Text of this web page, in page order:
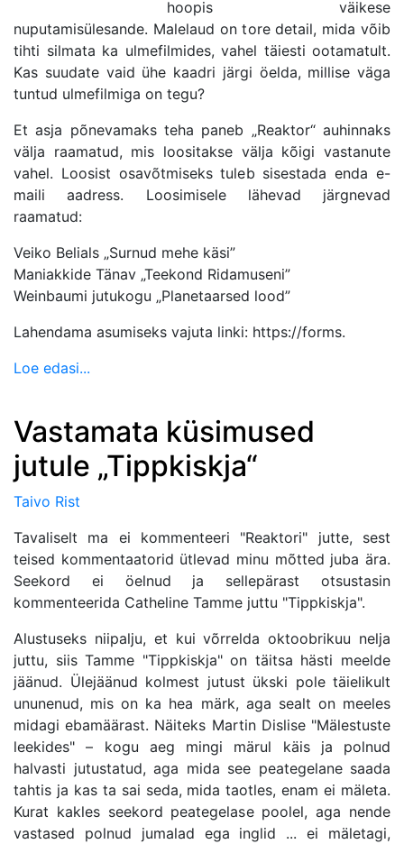
hoopis väikese
nuputamisülesande. Malelaud on tore detail, mida võib
tihti silmata ka ulmefilmides, vahel täiesti ootamatult.
Kas suudate vaid ühe kaadri järgi öelda, millise väga
tuntud ulmefilmiga on tegu?
Et asja põnevamaks teha paneb „Reaktor“ auhinnaks
välja raamatud, mis loositakse välja kõigi vastanute
vahel. Loosist osavõtmiseks tuleb sisestada enda e-
maili aadress. Loosimisele lähevad järgnevad
raamatud:
Veiko Belials „Surnud mehe käsi”
Maniakkide Tänav „Teekond Ridamuseni”
Weinbaumi jutukogu „Planetaarsed lood”
Lahendama asumiseks vajuta linki: https://forms.
Loe edasi...
Vastamata küsimused
jutule „Tippkiskja“
Taivo Rist
Tavaliselt ma ei kommenteeri "Reaktori" jutte, sest
teised kommentaatorid ütlevad minu mõtted juba ära.
Seekord ei öelnud ja sellepärast otsustasin
kommenteerida Catheline Tamme juttu "Tippkiskja".
Alustuseks niipalju, et kui võrrelda oktoobrikuu nelja
juttu, siis Tamme "Tippkiskja" on täitsa hästi meelde
jäänud. Ülejäänud kolmest jutust ükski pole täielikult
ununenud, mis on ka hea märk, aga sealt on meeles
midagi ebamäärast. Näiteks Martin Dislise "Mälestuste
leekides" – kogu aeg mingi märul käis ja polnud
halvasti jutustatud, aga mida see peategelane saada
tahtis ja kas ta sai seda, mida taotles, enam ei mäleta.
Kurat kakles seekord peategelase poolel, aga nende
vastased polnud jumalad ega inglid ... ei mäletagi,